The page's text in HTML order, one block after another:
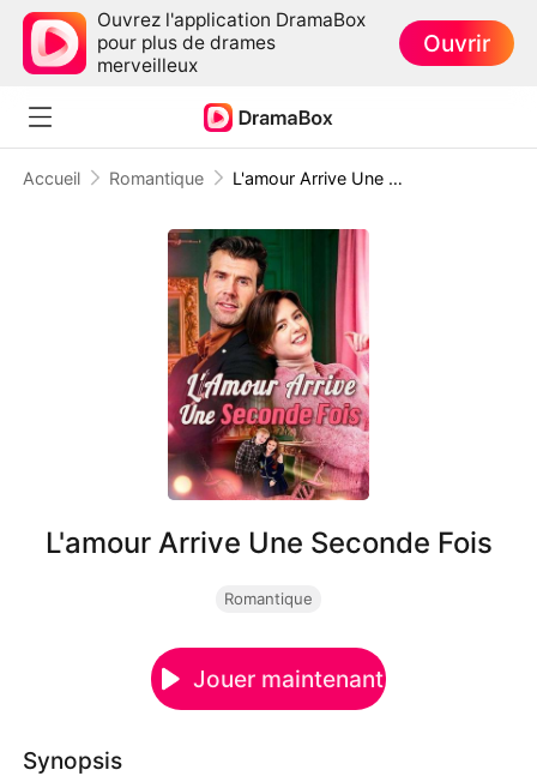
Ouvrez l'application DramaBox
pour plus de drames
merveilleux
Ouvrir
Accueil Romantique L'amour Arrive Une Seconde Fois
L'amour Arrive Une Seconde Fois
Romantique
Jouer maintenant
Synopsis